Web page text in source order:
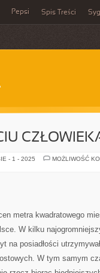
Pepsi Spis Treści
- 1 - 2025
MOŻLIWOŚĆ
metra kwadratowego
W kilku
na posiadłości
W tym samym